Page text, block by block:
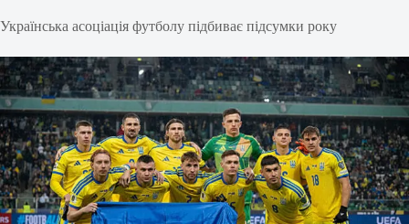
Українська асоціація футболу підбиває підсумки року